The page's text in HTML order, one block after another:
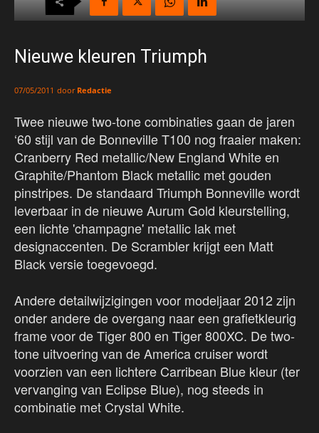
Nieuwe kleuren Triumph
07/05/2011 door Redactie
Twee nieuwe two-tone combinaties gaan de jaren
‘60 stijl van de Bonneville T100 nog fraaier maken:
Cranberry Red metallic/New England White en
Graphite/Phantom Black metallic met gouden
pinstripes. De standaard Triumph Bonneville wordt
leverbaar in de nieuwe Aurum Gold kleurstelling,
een lichte 'champagne' metallic lak met
designaccenten. De Scrambler krijgt een Matt
Black versie toegevoegd.
Andere detailwijzigingen voor modeljaar 2012 zijn
onder andere de overgang naar een grafietkleurig
frame voor de Tiger 800 en Tiger 800XC. De two-
tone uitvoering van de America cruiser wordt
voorzien van een lichtere Carribean Blue kleur (ter
vervanging van Eclipse Blue), nog steeds in
combinatie met Crystal White.